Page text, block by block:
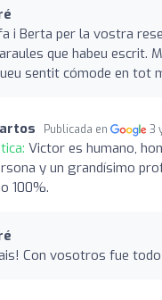
i Berta per la vostra
que habeu escrit.
sentit cómode en tot
Publicada en 3
Victor es humano,
y un grandísimo
100%.
Con vosotros fue